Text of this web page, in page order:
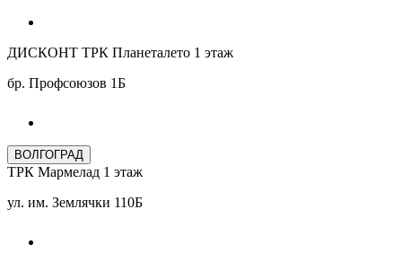
ДИСКОНТ ТРК Планеталето 1 этаж
бр. Профсоюзов 1Б
ВОЛГОГРАД
ТРК Мармелад 1 этаж
ул. им. Землячки 110Б